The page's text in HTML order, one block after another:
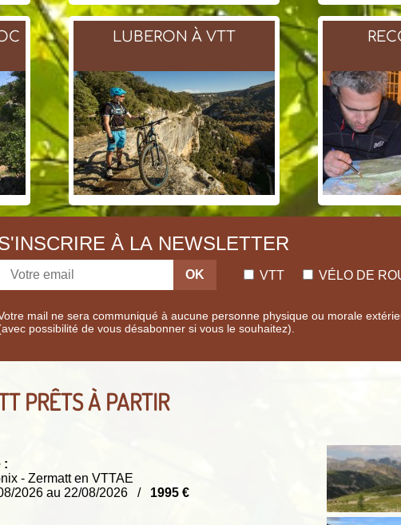
LUBERON À VTT
À LA NEWSLETTER
OK VTT VÉLO DE
mail ne sera communiqué à aucune personne physique ou morale
possibilité de vous désabonner si vous le souhaitez).
PRÊTS À PARTIR
:
- Zermatt en VTTAE
2026 au 22/08/2026 / 1995 €